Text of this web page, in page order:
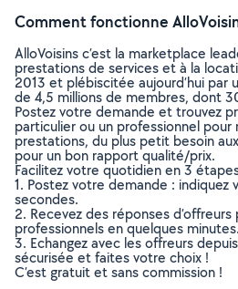
Comment fonctionne
AlloVoisins c’est la marketplace
prestations de services et à la
2013 et plébiscitée aujourd’hui par
de 4,5 millions de membres, dont
Postez votre demande et trouvez
particulier ou un professionnel
prestations, du plus petit besoin
pour un bon rapport qualité/prix.
Facilitez votre quotidien en 3
1. Postez votre demande :
secondes.
2. Recevez des réponses
professionnels en quelques minutes.
3. Echangez avec les offreurs
sécurisée et faites votre choix !
C’est gratuit et sans commission !